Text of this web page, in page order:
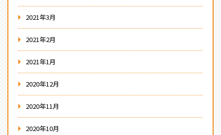
2021年3月
2021年2月
2021年1月
2020年12月
2020年11月
2020年10月